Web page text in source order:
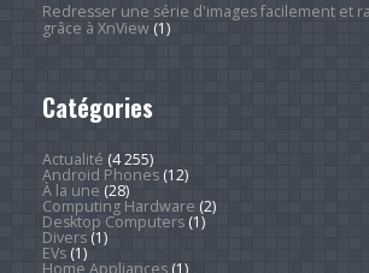
Redresser une série d'images facilement et
grâce à XnView(1)
Catégories
Actualité (4 255)
Android Phones(12)
À la une (28)
Computing Hardware (2)
Desktop Computers(1)
Divers(1)
EVs(1)
Home Appliances(1)